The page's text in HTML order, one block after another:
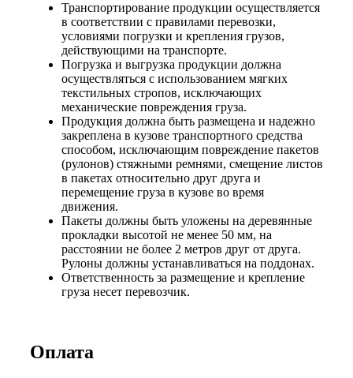
Транспортирование продукции осуществляется
в соответствии с правилами перевозки,
условиями погрузки и крепления грузов,
действующими на транспорте.
Погрузка и выгрузка продукции должна
осуществляться с использованием мягких
текстильных стропов, исключающих
механические повреждения груза.
Продукция должна быть размещена и надежно
закреплена в кузове транспортного средства
способом, исключающим повреждение пакетов
(рулонов) стяжными ремнями, смещение листов
в пакетах относительно друг друга и
перемещение груза в кузове во время
движения.
Пакеты должны быть уложены на деревянные
прокладки высотой не менее 50 мм, на
расстоянии не более 2 метров друг от друга.
Рулоны должны устанавливаться на поддонах.
Ответственность за размещение и крепление
груза несет перевозчик.
Оплата